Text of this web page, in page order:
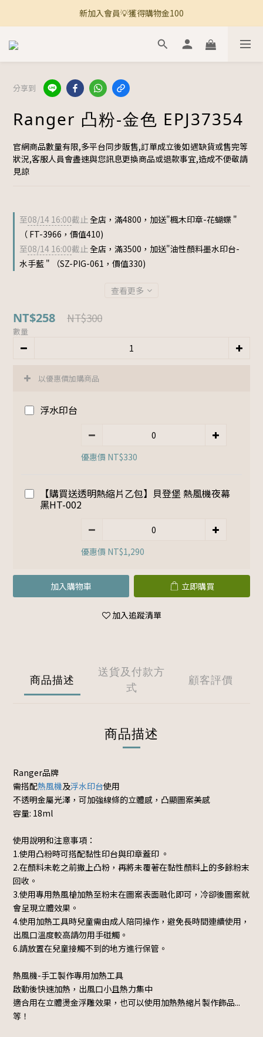
🚚 全館滿800免運 🚚
新加入會員💡獲得購物金100
🚚 全館滿800免運 🚚
分享到
Ranger 凸粉-金色 EPJ37354
官網商品數量有限,多平台同步販售,訂單成立後如遇缺貨或售完等
狀況,客服人員會盡速與您訊息更換商品或退款事宜,造成不便敬請
見諒
至08/14 16:00截止全店，滿4800，加送"楓木印章-花蝴蝶 "
（ FT-3966，價值410)
至08/14 16:00截止全店，滿3500，加送"油性顏料墨水印台-
水手藍 " （SZ-PIG-061，價值330)
查看更多
NT$258 NT$300
數量
以優惠價加購商品
浮水印台
優惠價 NT$330
【購買送透明熱縮片乙包】貝登堡 熱風機夜幕
黑HT-002
優惠價 NT$1,290
加入購物車 立即購買
加入追蹤清單
商品描述
送貨及付款方
式
顧客評價
商品描述
Ranger品牌
需搭配熱風機及浮水印台使用
不透明金屬光澤，可加強線條的立體感，凸顯圖案美感
容量: 18ml
使用說明和注意事項：
1.使用凸粉時可搭配黏性印台與印章蓋印 。
2.在顏料未乾之前撒上凸粉，再將未覆著在黏性顏料上的多餘粉末
回收。
3.使用專用熱風槍加熱至粉末在圖案表面融化即可，冷卻後圖案就
會呈現立體效果。
4.使用加熱工具時兒童需由成人陪同操作，避免長時間連續使用，
出風口溫度較高請勿用手碰觸。
6.請放置在兒童接觸不到的地方進行保管。
熱風機-手工製作專用加熱工具
啟動後快速加熱，出風口小且熱力集中
適合用在立體燙金浮雕效果，也可以使用加熱熱縮片製作飾品...
等！